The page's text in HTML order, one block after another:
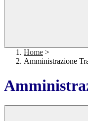
Home >
Amministrazione